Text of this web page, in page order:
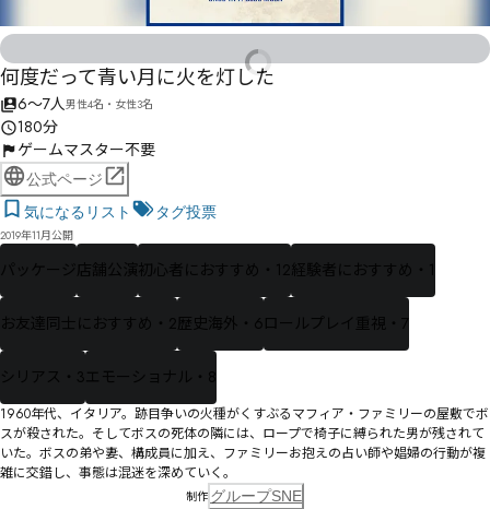
何度だって青い月に火を灯した
6〜7人男性4名・女性3名
180分
ゲームマスター不要
公式ページ
気になるリスト
タグ投票
2019年11月公開
パッケージ 店舗公演初心者におすすめ・12経験者におすすめ・1
お友達同士におすすめ・2歴史海外・6 ロールプレイ重視・7
シリアス・3 エモーショナル・8
1960年代、イタリア。跡目争いの火種がくすぶるマフィア・ファミリーの屋敷でボ
スが殺された。そしてボスの死体の隣には、ロープで椅子に縛られた男が残されて
いた。ボスの弟や妻、構成員に加え、ファミリーお抱えの占い師や娼婦の行動が複
雑に交錯し、事態は混迷を深めていく。
制作 グループSNE